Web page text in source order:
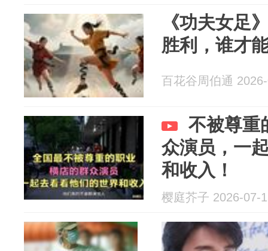
《功夫女足
胜利，谁才
百花谷周伯通
不被尊重
众演员，一
和收入！
樱庭芥子 2026-07-